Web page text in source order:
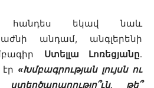
հանդես եկավ նաև
անդամ, անգլերենի
Ստելլա Լոռեցյանը․
«Խմբագրության լույսն ու
թե՞